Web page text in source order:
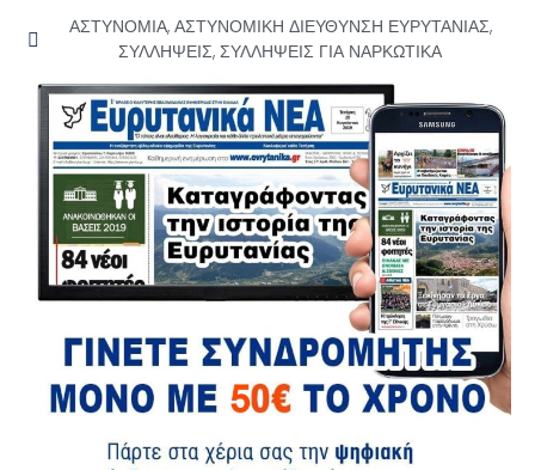
ΑΣΤΥΝΟΜΙΑ, ΑΣΤΥΝΟΜΙΚΗ ΔΙΕΥΘΥΝΣΗ ΕΥΡΥΤΑΝΙΑΣ,
ΣΥΛΛΗΨΕΙΣ, ΣΥΛΛΗΨΕΙΣ ΓΙΑ ΝΑΡΚΩΤΙΚΑ